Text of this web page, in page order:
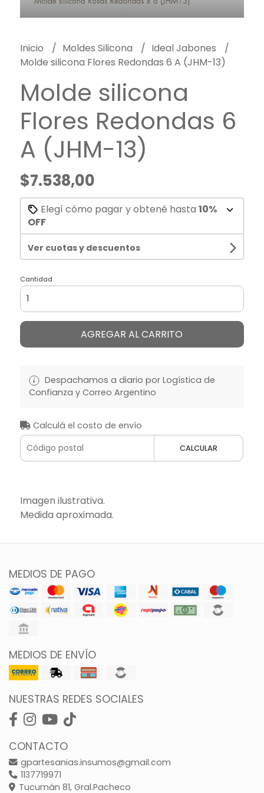
Inicio Moldes Silicona
Ideal Jabones
Molde silicona Flores Redondas 6 A (JHM-13)
Molde silicona
Flores Redondas 6
A (JHM-13)
$7.538,00
Elegí cómo pagar y obtené hasta 10%
OFF
Ver cuotas y descuentos
Cantidad
AGREGAR AL CARRITO
Despachamos a diario por Logística de
Confianza y Correo Argentino
Calculá el costo de envío
CALCULAR
Imagen ilustrativa.
Medida aproximada.
MEDIOS DE PAGO
MEDIOS DE ENVÍO
NUESTRAS REDES SOCIALES
CONTACTO
gpartesanias.insumos@gmail.com
1137719971
Tucumán 81, Gral.Pacheco